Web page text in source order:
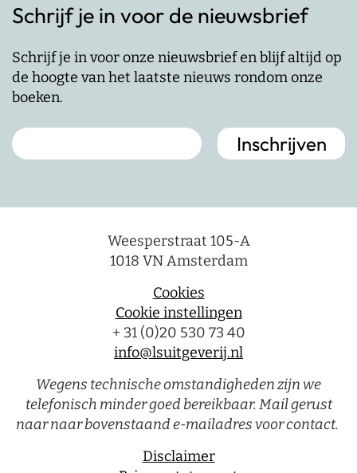
Schrijf je in voor de nieuwsbrief
Schrijf je in voor onze nieuwsbrief en blijf altijd op
de hoogte van het laatste nieuws rondom onze
boeken.
Weesperstraat 105-A
1018 VN Amsterdam
Cookies
Cookie instellingen
+ 31 (0)20 530 73 40
info@lsuitgeverij.nl
Wegens technische omstandigheden zijn we
telefonisch minder goed bereikbaar. Mail gerust
naar naar bovenstaand e-mailadres voor contact.
Disclaimer